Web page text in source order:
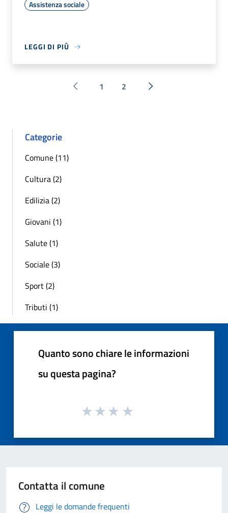
Assistenza sociale
LEGGI DI PIÙ
Pagina precedente
1 2 Successiva »
Categorie
Comune (11)
Cultura (2)
Edilizia (2)
Giovani (1)
Salute (1)
Sociale (3)
Sport (2)
Tributi (1)
Quanto sono chiare le informazioni
su questa pagina?
Contatta il comune
Leggi le domande frequenti